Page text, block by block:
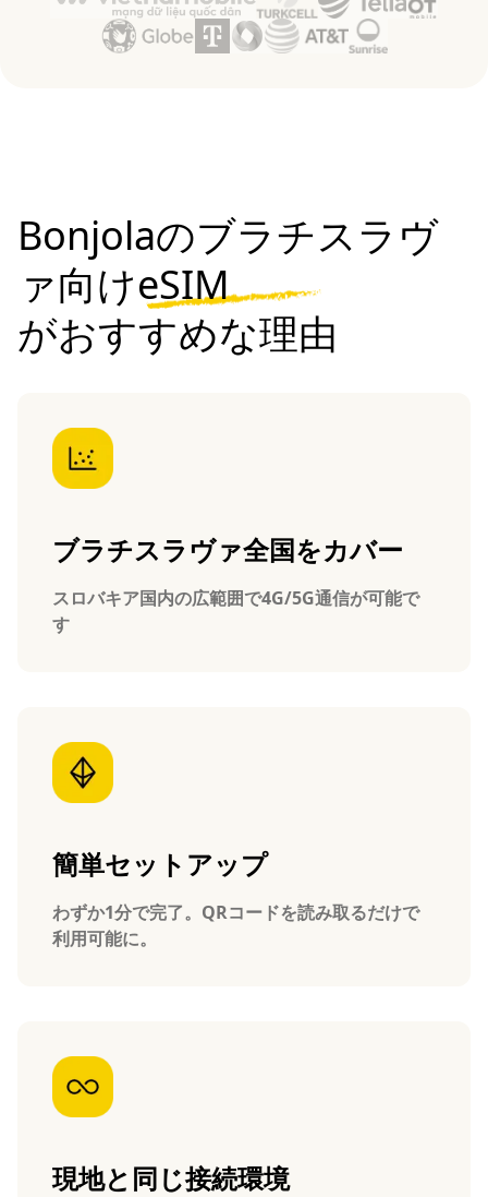
Bonjolaのブラチスラヴ
ァ向けeSIM
がおすすめな理由
ブラチスラヴァ全国をカバー
スロバキア国内の広範囲で4G/5G通信が可能で
す
簡単セットアップ
わずか1分で完了。QRコードを読み取るだけで
利用可能に。
現地と同じ接続環境